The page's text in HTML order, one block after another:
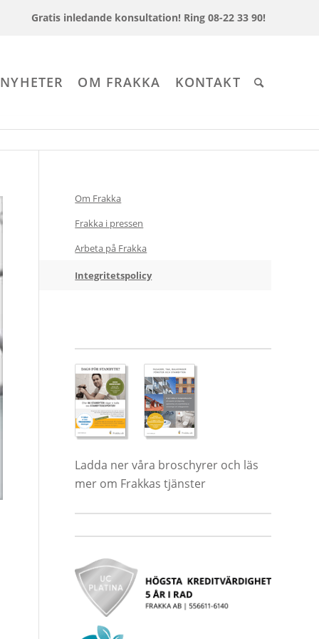
Gratis inledande konsultation! Ring 08-22 33 90!
OM FRAKKA KONTAKT
Om Frakka
Frakka i pressen
Arbeta på Frakka
Integritetspolicy
Ladda ner våra broschyrer och läs
mer om Frakkas tjänster